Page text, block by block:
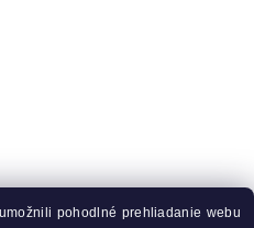
pohodlné prehliadanie webu